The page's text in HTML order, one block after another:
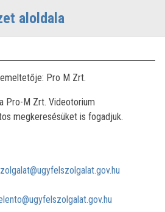
aloldala
Pro M Zrt.
Pro-M Zrt. Videotorium
megkeresésüket is fogadjuk.